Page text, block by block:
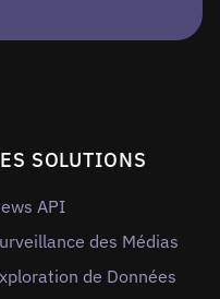
SOLUTIONS
API
des Médias
de Données